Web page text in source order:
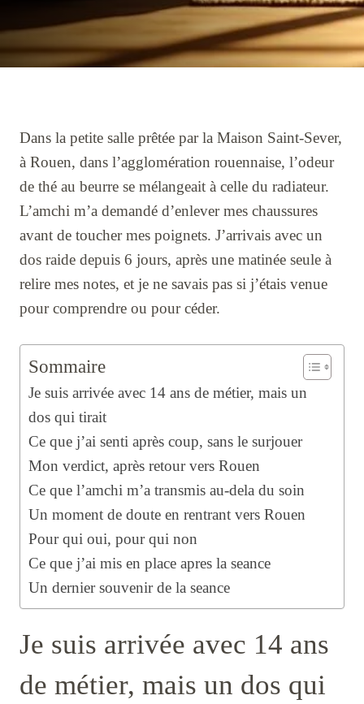
Dans la petite salle prêtée par la Maison Saint-Sever,
à Rouen, dans l’agglomération rouennaise, l’odeur
de thé au beurre se mélangeait à celle du radiateur.
L’amchi m’a demandé d’enlever mes chaussures
avant de toucher mes poignets. J’arrivais avec un
dos raide depuis 6 jours, après une matinée seule à
relire mes notes, et je ne savais pas si j’étais venue
pour comprendre ou pour céder.
Sommaire
Je suis arrivée avec 14 ans de métier, mais un
dos qui tirait
Ce que j’ai senti après coup, sans le surjouer
Mon verdict, après retour vers Rouen
Ce que l’amchi m’a transmis au-dela du soin
Un moment de doute en rentrant vers Rouen
Pour qui oui, pour qui non
Ce que j’ai mis en place apres la seance
Un dernier souvenir de la seance
Je suis arrivée avec 14 ans
de métier, mais un dos qui